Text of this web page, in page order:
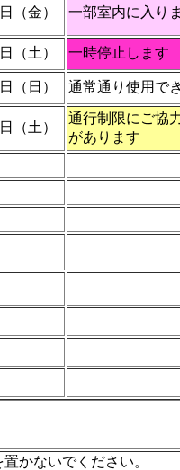
（金） 一部室内に入り
（土） 一時停止します
（日） 通常通り使用で
（土）
通行制限にご協
があります
かないでください。